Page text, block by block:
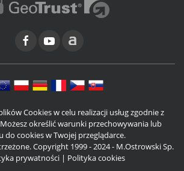
Cookies w celu realizacji usług zgodnie z
określić warunki przechowywania lub
do cookies w Twojej przeglądarce.
Copyright 1999 - 2024 - M.Ostrowski Sp.
prywatności | Polityka cookies